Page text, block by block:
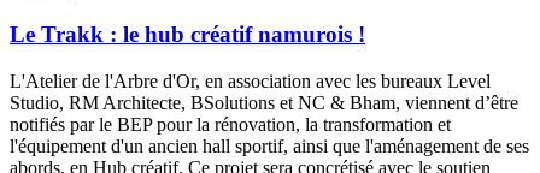
Le Trakk : le hub créatif namurois !
L'Atelier de l'Arbre d'Or, en association avec les bureaux Level
Studio, RM Architecte, BSolutions et NC & Bham, viennent d’être
notifiés par le BEP pour la rénovation, la transformation et
l'équipement d'un ancien hall sportif, ainsi que l'aménagement de ses
abords, en Hub créatif. Ce projet sera concrétisé avec le soutien